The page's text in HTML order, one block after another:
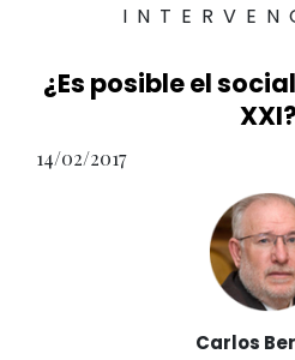
¿Es posible el
XXI?
14/02/2017
Carlos